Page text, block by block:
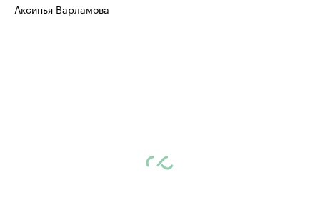
Аксинья Варламова